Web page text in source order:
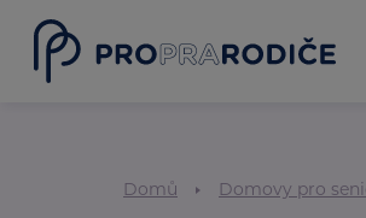
Domů Domovy pro